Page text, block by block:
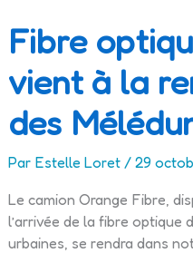
Fibre
vient à la
des
Par Estelle Loret / 29
Le camion Orange Fibre,
l’arrivée de la fibre optique
urbaines, se rendra dans